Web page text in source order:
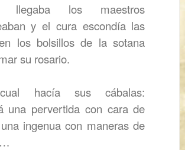
llegaba los maestros
y el cura escondía las
los bolsillos de la sotana
su rosario.
hacía sus cábalas:
una pervertida con cara de
ingenua con maneras de